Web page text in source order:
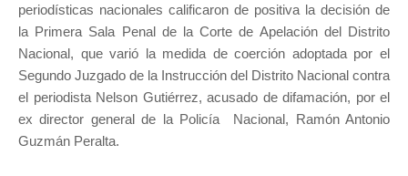
periodísticas nacionales calificaron de positiva la decisión de
la Primera Sala Penal de la Corte de Apelación del Distrito
Nacional, que varió la medida de coerción adoptada por el
Segundo Juzgado de la Instrucción del Distrito Nacional contra
el periodista Nelson Gutiérrez, acusado de difamación, por el
ex director general de la Policía Nacional, Ramón Antonio
Guzmán Peralta.